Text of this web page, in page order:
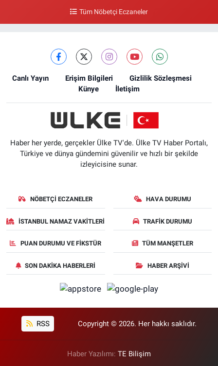
Tüm Nöbetçi Eczaneler
Canlı Yayın Erişim Bilgileri
Gizlilik Sözleşmesi
Künye
İletişim
Haber her yerde, gerçekler Ülke TV'de. Ülke TV Haber Portalı,
Türkiye ve dünya gündemini güvenilir ve hızlı bir şekilde
izleyicisine sunar.
NÖBETÇI ECZANELER HAVA DURUMU
İSTANBUL NAMAZ VAKITLERI TRAFIK DURUMU
PUAN DURUMU VE FIKSTÜR TÜM MANŞETLER
SON DAKIKA HABERLERI HABER ARŞIVI
RSS Copyright © 2026. Her hakkı saklıdır.
Haber Yazılımı: TE Bilişim